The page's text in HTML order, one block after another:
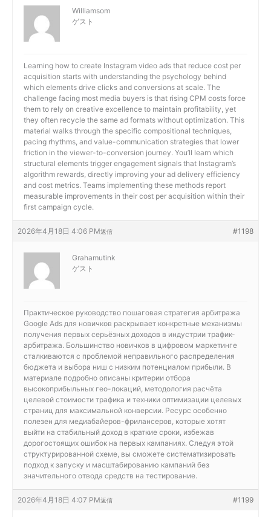
Williamsom
ゲスト
Learning how to create Instagram video ads that reduce cost per
acquisition starts with understanding the psychology behind
which elements drive clicks and conversions at scale. The
challenge facing most media buyers is that rising CPM costs force
them to rely on creative excellence to maintain profitability, yet
they often recycle the same ad formats without optimization. This
material walks through the specific compositional techniques,
pacing rhythms, and value-communication strategies that lower
friction in the viewer-to-conversion journey. You’ll learn which
structural elements trigger engagement signals that Instagram’s
algorithm rewards, directly improving your ad delivery efficiency
and cost metrics. Teams implementing these methods report
measurable improvements in their cost per acquisition within their
first campaign cycle.
2026年4月18日 4:06 PM #1198
返信
Grahamutink
ゲスト
Практическое руководство пошаговая стратегия арбитража
Google Ads для новичков раскрывает конкретные механизмы
получения первых серьёзных доходов в индустрии трафик-
арбитража. Большинство новичков в цифровом маркетинге
сталкиваются с проблемой неправильного распределения
бюджета и выбора ниш с низким потенциалом прибыли. В
материале подробно описаны критерии отбора
высокоприбыльных гео-локаций, методология расчёта
целевой стоимости трафика и техники оптимизации целевых
страниц для максимальной конверсии. Ресурс особенно
полезен для медиабайеров-фрилансеров, которые хотят
выйти на стабильный доход в краткие сроки, избежав
дорогостоящих ошибок на первых кампаниях. Следуя этой
структурированной схеме, вы сможете систематизировать
подход к запуску и масштабированию кампаний без
значительного отвода средств на тестирование.
2026年4月18日 4:07 PM #1199
返信